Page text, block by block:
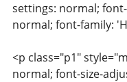
settings: normal;
normal; font-family:
<p class="p1"
normal; font-size-